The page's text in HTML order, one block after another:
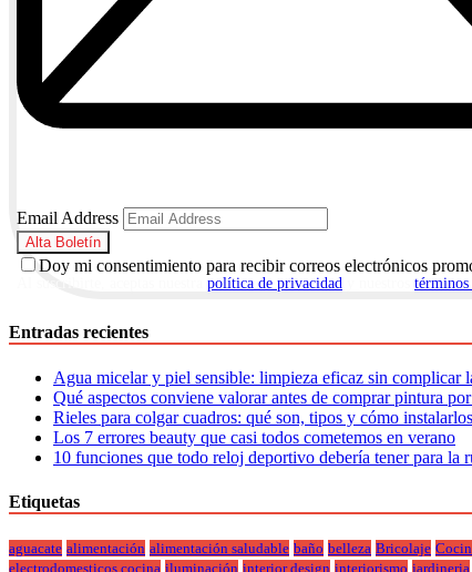
Email Address
Doy mi consentimiento para recibir correos electrónicos
política de privacidad
Entradas recientes
Agua micelar y piel sensible: limpieza eficaz sin complicar
Qué aspectos conviene valorar antes de comprar pintura
Rieles para colgar cuadros: qué son, tipos y cómo
Los 7 errores beauty que casi todos cometemos en verano
10 funciones que todo reloj deportivo debería tener para la
Etiquetas
aguacate alimentación alimentación saludable baño belleza Bricolaje
electrodomesticos cocina iluminación interior design interiorismo jardineria